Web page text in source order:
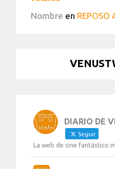
Nombre en REPOSO
DIARIO DE
Seguir
La web de cine fantástico